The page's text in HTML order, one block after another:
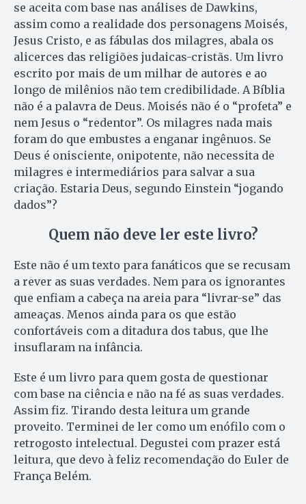
se aceita com base nas análises de Dawkins,
assim como a realidade dos personagens Moisés,
Jesus Cristo, e as fábulas dos milagres, abala os
alicerces das religiões judaicas-cristãs. Um livro
escrito por mais de um milhar de autores e ao
longo de milênios não tem credibilidade. A Bíblia
não é a palavra de Deus. Moisés não é o “profeta” e
nem Jesus o “redentor”. Os milagres nada mais
foram do que embustes a enganar ingênuos. Se
Deus é onisciente, onipotente, não necessita de
milagres e intermediários para salvar a sua
criação. Estaria Deus, segundo Einstein “jogando
dados”?
Quem não deve ler este livro?
Este não é um texto para fanáticos que se recusam
a rever as suas verdades. Nem para os ignorantes
que enfiam a cabeça na areia para “livrar-se” das
ameaças. Menos ainda para os que estão
confortáveis com a ditadura dos tabus, que lhe
insuflaram na infância.
Este é um livro para quem gosta de questionar
com base na ciência e não na fé as suas verdades.
Assim fiz. Tirando desta leitura um grande
proveito. Terminei de ler como um enófilo com o
retrogosto intelectual. Degustei com prazer está
leitura, que devo à feliz recomendação do Euler de
França Belém.